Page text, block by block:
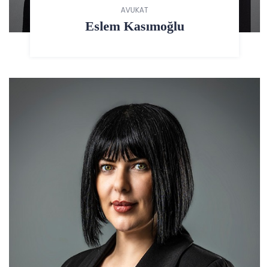
AVUKAT
Eslem Kasımoğlu